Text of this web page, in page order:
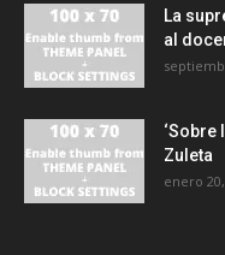
La
al
‘Sobre
Zuleta
enero 20,